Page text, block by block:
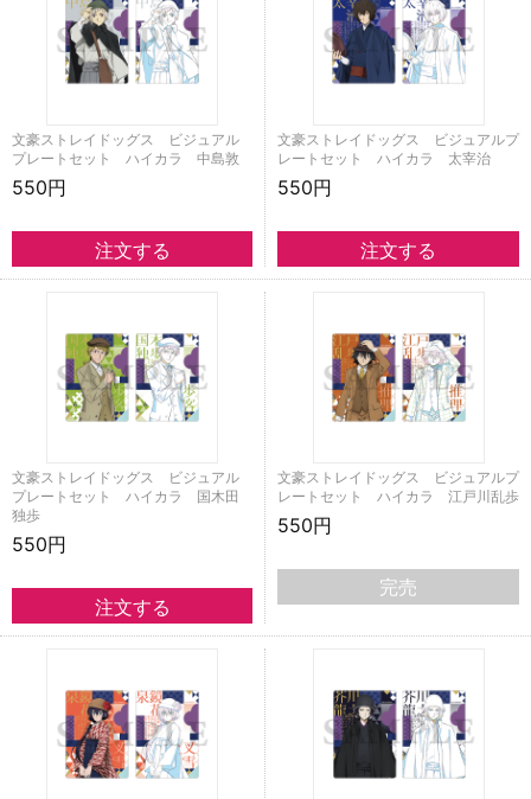
文豪ストレイドッグス ビジュアル
プレートセット ハイカラ 中島敦
550円
文豪ストレイドッグス ビジュアルプ
レートセット ハイカラ 太宰治
550円
文豪ストレイドッグス ビジュアル
プレートセット ハイカラ 国木田
独歩
550円
文豪ストレイドッグス ビジュアルプ
レートセット ハイカラ 江戸川乱歩
550円
完売